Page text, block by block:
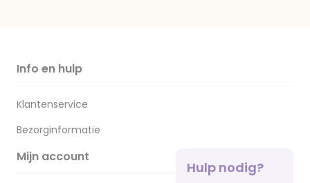
Info en hulp
Klantenservice
Bezorginformatie
Mijn account
Hulp nodig?